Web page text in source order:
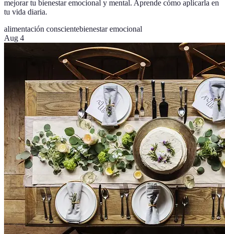
mejorar tu bienestar emocional y mental. Aprende cómo aplicarla en
tu vida diaria.
alimentación conscientebienestar emocional
Aug 4